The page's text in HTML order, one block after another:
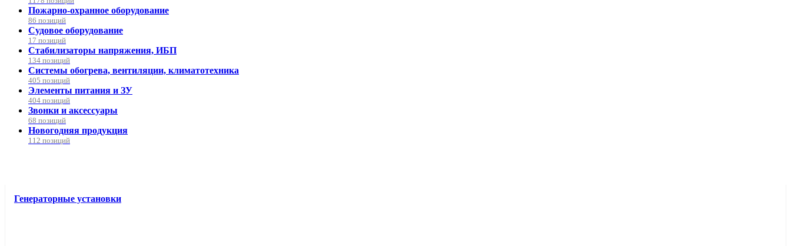
Пожарно-охранное оборудование
86 позиций
Судовое оборудование
17 позиций
Стабилизаторы напряжения, ИБП
134 позиций
Системы обогрева, вентиляции, климатотехника
405 позиций
Элементы питания и ЗУ
404 позиций
Звонки и аксессуары
68 позиций
Новогодняя продукция
112 позиций
Генераторные установки